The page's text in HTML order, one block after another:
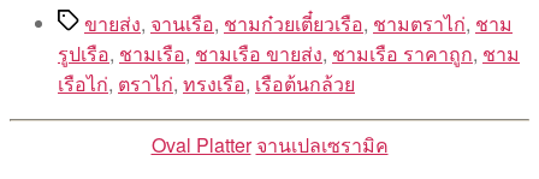
Tagsขายส่ง, จานเรือ, ชามก๋วยเตี๋ยวเรือ, ชามตราไก่, ชาม
รูปเรือ, ชามเรือ, ชามเรือ ขายส่ง, ชามเรือ ราคาถูก, ชาม
เรือไก่, ตราไก่, ทรงเรือ, เรือต้นกล้วย
Categories
Oval Platter จานเปลเซรามิค